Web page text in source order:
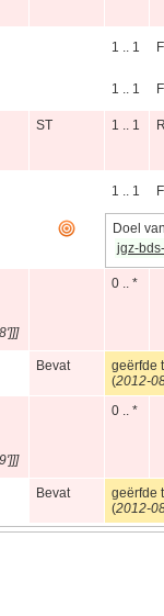
1 .. 1 F
1 .. 1 F
ST 1 .. 1
1 .. 1 F
Doel
jgz-
0 .. *
Bevat
geërfde
(
0 .. *
Bevat
geërfde
(